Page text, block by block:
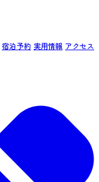
宿泊予約 実用情報 アクセス